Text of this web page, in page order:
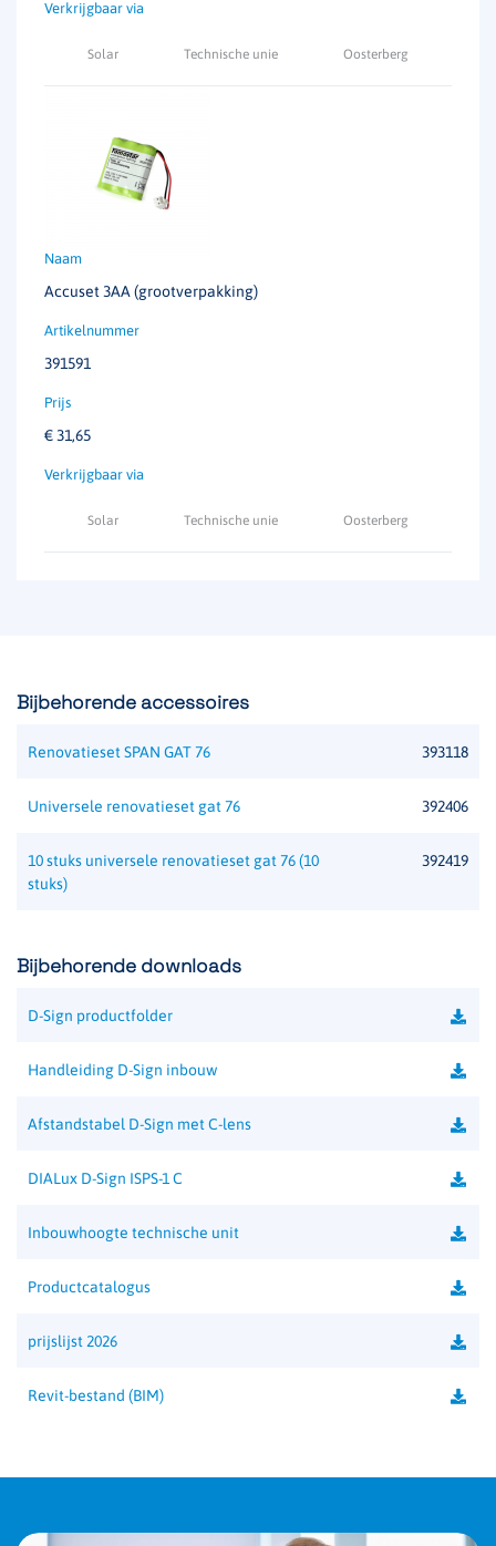
Solar Technische unie Oosterberg
Accuset 3AA (grootverpakking)
391591
€ 31,65
Solar Technische unie Oosterberg
Bijbehorende accessoires
Renovatieset SPAN GAT 76 393118
Universele renovatieset gat 76 392406
10 stuks universele renovatieset gat 76 (10
stuks)
392419
Bijbehorende downloads
D-Sign productfolder
Handleiding D-Sign inbouw
Afstandstabel D-Sign met C-lens
DIALux D-Sign ISPS-1 C
Inbouwhoogte technische unit
Productcatalogus
prijslijst 2026
Revit-bestand (BIM)